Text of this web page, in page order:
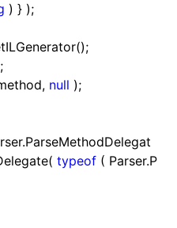
) } );
null );
typeof ( Parser.P